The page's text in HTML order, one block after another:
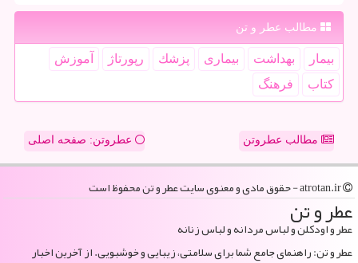
مطالب عطر و تن
بیمار بهداشت بیماری پزشك رپورتاژ
آموزش
كتاب
فرهنگ
مطالب عطروتن عطروتن: صفحه اصلی
عطر و تن
عطر و اودکلن و لباس مردانه و لباس زنانه
عطر و تن: راهنمای جامع شما برای سلامتی، زیبایی و خوشبویی. از آخرین اخبار